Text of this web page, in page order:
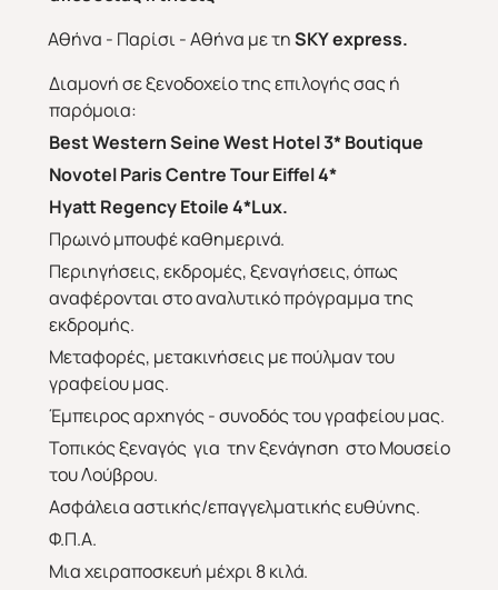
Αθήνα - Παρίσι - Αθήνα με τηSKYexpress.
Διαμονή σε ξενοδοχείο της επιλογής σας ή
παρόμοια:
Best Western Seine West Hotel 3* Boutique
Νovotel Paris Centre Tour Eiffel 4*
Hyatt Regency Etoile 4*Lux.
Πρωινό μπουφέ καθημερινά.
Περιηγήσεις, εκδρομές, ξεναγήσεις, όπως
αναφέρονται στο αναλυτικό πρόγραμμα της
εκδρομής.
Μεταφορές, μετακινήσεις με πούλμαν του
γραφείου μας.
Έμπειρος αρχηγός - συνοδός του γραφείου μας.
Τοπικός ξεναγός για την ξενάγηση στο Μουσείο
του Λούβρου.
Ασφάλεια αστικής/επαγγελματικής ευθύνης.
Φ.Π.Α.
Μια χειραποσκευή μέχρι 8 κιλά.